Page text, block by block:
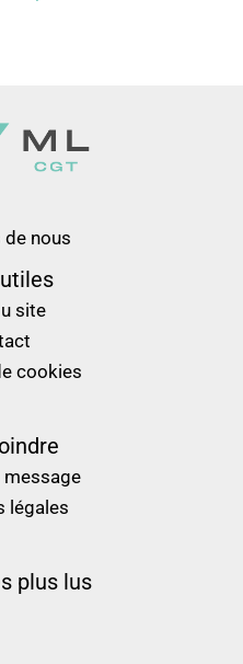
nous
site
cookies
message
légales
plus lus